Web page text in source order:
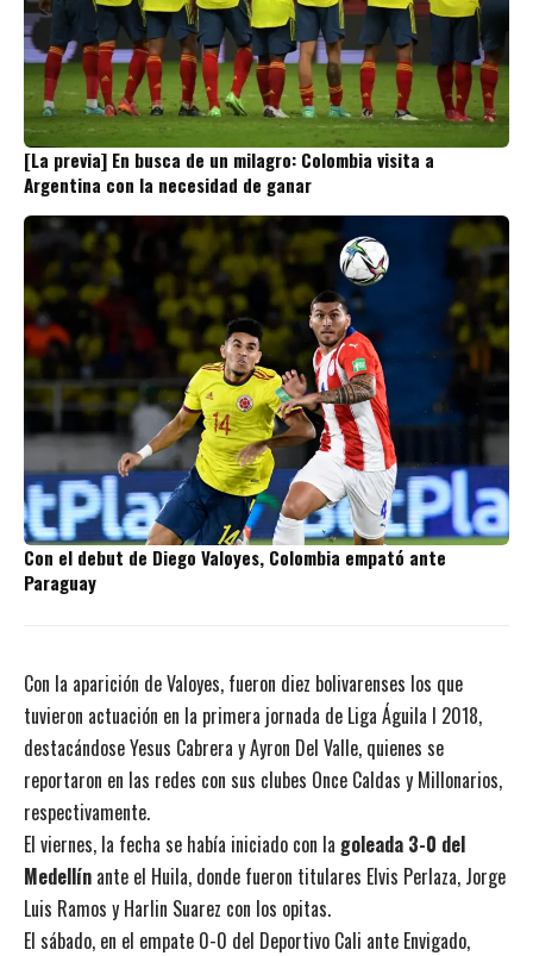
[La previa] En busca de un milagro: Colombia visita a
Argentina con la necesidad de ganar
Con el debut de Diego Valoyes, Colombia empató ante
Paraguay
Con la aparición de Valoyes, fueron diez bolivarenses los que
tuvieron actuación en la primera jornada de Liga Águila I 2018,
destacándose Yesus Cabrera y Ayron Del Valle, quienes se
reportaron en las redes con sus clubes Once Caldas y Millonarios,
respectivamente.
El viernes, la fecha se había iniciado con la goleada 3-0 del
Medellín ante el Huila, donde fueron titulares Elvis Perlaza, Jorge
Luis Ramos y Harlin Suarez con los opitas.
El sábado, en el empate 0-0 del Deportivo Cali ante Envigado,